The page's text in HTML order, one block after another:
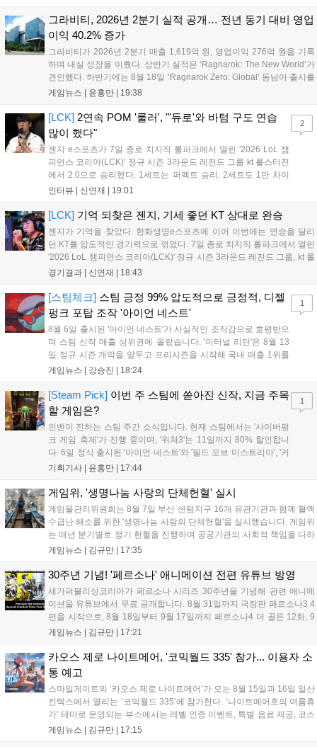
그라비티, 2026년 2분기 실적 공개… 전년 동기 대비 영업
이익 40.2% 증가
그라비티가 2026년 2분기 매출 1,619억 원, 영업이익 276억 원을 기록
하며 내실 성장을 이뤘다. 상반기 실적은 ‘Ragnarok: The New World’가
견인했다. 하반기에는 8월 18일 ‘Ragnarok Zero: Global’ 동남아 출시를
시작으로 9월 3일 ‘달려라 헤베레케 EX’, 9월 22일 ‘갈바테인’ 등 다양한
이’ 출시가 예정돼 있으며, 2027년에는 ‘Ragnarok 3’ 등 대작을 글로벌
출시할 계획이다. 그라비티는 조인트벤처 설립과 라그나로크 에코 시스
템 구축을 통해 신성장 동력을 확보할 방침이다....
게임뉴스 | 윤홍만 19:38
[LCK] 2연속 POM '룰러', "'듀로'와 바텀 구도 연습
많이 했다"
젠지 e스포츠가 7일 종로 치지직 롤파크에서 열린 '2026 LoL 챔
피언스 코리아(LCK)' 정규 시즌 3라운드 레전드 그룹 kt 롤스터전
에서 2:0으로 승리했다. 1세트는 퍼펙트 승리, 2세트도 1만 차이
를 벌리며 25분 만에 승리하면서 말 그대로 압도적인 경기력을 선
하며 POM에 선정됐...
인터뷰 | 신연재 19:01
2
[LCK] 기억 되찾은 젠지, 기세 좋던 KT 상대로 완승
젠지가 기억을 찾았다. 한화생명e스포츠에 이어 이번에는 연승을 달리
던 KT를 압도적인 경기력으로 꺾었다. 7일 종로 치지직 롤파크에서 열린
'2026 LoL 챔피언스 코리아(LCK)' 정규 시즌 3라운드 레전드 그룹, kt 롤
스터와 젠지 e스포츠의 대결에서 젠지가 압승을 거뒀다. 개막주까지만
경기결과 | 신연재 18:43
[스팀체크] 스팀 긍정 99% 압도적으로 긍정적, 디젤
펑크 포탑 조작 '아이언 네스트'
8월 6일 출시된 '아이언 네스트'가 사실적인 조작감으로 호평받으
며 스팀 신작 매출 상위권에 올랐습니다. '이터널 리턴'은 8월 13
일 정규 시즌 개막을 앞두고 프리시즌을 시작해 국내 매출 1위를
기록했습니다. 25주년을 맞은 '고스트 리콘' 시리즈는 8월 6일 쇼
'마블 투혼: 파이팅 소울즈'와 레트로 수리 시뮬레이션 '리스토
리'도 스팀에 정식 출시되었습니다....
게임뉴스 | 강승진 18:24
1
[Steam Pick] 이번 주 스팀에 쏟아진 신작, 지금 주목
할 게임은?
인벤이 전하는 스팀 주간 소식입니다. 현재 스팀에서는 '사이버펑
크 게임 축제'가 진행 중이며, '위쳐3'는 11일까지 80% 할인합니
다. 6일 정식 출시된 '아이언 네스트'와 '필드 오브 미스트리아', '커
세어 코브'가 호평받고 있습니다. 한편, 7일 출시된 '마블 투혼'은
다. 유비소프트의 '고스트리콘: 와일드랜드'는 7년 만의 대규모 업
데이트 '라스트 라이츠'와 함께 95% 할인 중입니다....
기획기사 | 윤홍만 17:44
1
게임위, '생명나눔 사랑의 단체헌혈' 실시
게임물관리위원회는 8월 7일 부산 센텀지구 16개 유관기관과 함께 혈액
수급난 해소를 위한 '생명나눔 사랑의 단체헌혈'을 실시했습니다. 게임위
는 매년 분기별로 정기 헌혈을 진행하며 공공기관의 사회적 책임을 다하
고 있으며, 이번 행사에는 영화진흥위원회 등 14개 기관 임직원이 동참
따뜻한 실천에 참여한 모든 임직원에게 감사의 뜻을 전하며 헌혈 문화
확산에 앞장섰습니다....
게임뉴스 | 김규만 17:35
30주년 기념! '페르소나' 애니메이션 전편 유튜브 방영
세가퍼블리싱코리아가 페르소나 시리즈 30주년을 기념해 관련 애니메
이션을 유튜브에서 무료 공개합니다. 8월 31일까지 극장판 페르소나3 4
편을 시작으로, 8월 18일부터 9월 17일까지 페르소나4 더 골든 12화, 9
월 15일부터 10월 14일까지 페르소나5 시리즈가 순차 공개됩니다. 또한
영상 및 대형 전광판에 소개될 예정입니다....
게임뉴스 | 김규만 17:21
카오스 제로 나이트메어, '코믹월드 335' 참가... 이용자 소
통 예고
스마일게이트의 ‘카오스 제로 나이트메어’가 오는 8월 15일과 16일 일산
킨텍스에서 열리는 ‘코믹월드 335’에 참가한다. ‘나이트메어호의 여름휴
가’ 테마로 운영되는 부스에서는 레벨 인증 이벤트, 특별 음료 제공, 코스
프레 모델 포토존 등 다채로운 행사가 진행된다. 유명 코스어 7인이 캐릭
게임뉴스 | 김규만 17:15